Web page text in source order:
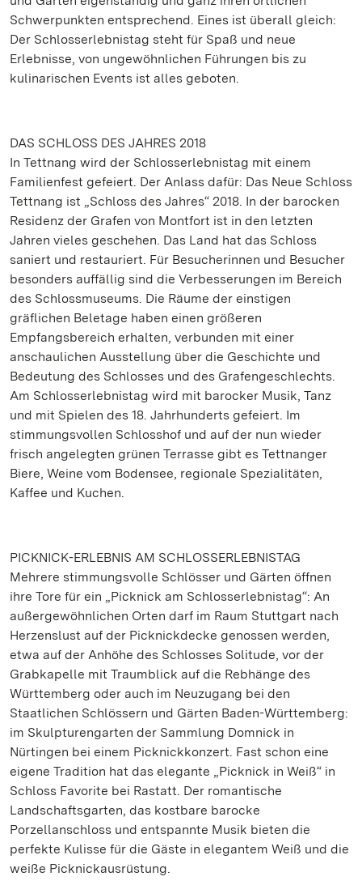
Schwerpunkten entsprechend. Eines ist überall gleich:
Der Schlosserlebnistag steht für Spaß und neue
Erlebnisse, von ungewöhnlichen Führungen bis zu
kulinarischen Events ist alles geboten.
DAS SCHLOSS DES JAHRES 2018
In Tettnang wird der Schlosserlebnistag mit einem
Familienfest gefeiert. Der Anlass dafür: Das Neue Schloss
Tettnang ist „Schloss des Jahres“ 2018. In der barocken
Residenz der Grafen von Montfort ist in den letzten
Jahren vieles geschehen. Das Land hat das Schloss
saniert und restauriert. Für Besucherinnen und Besucher
besonders auffällig sind die Verbesserungen im Bereich
des Schlossmuseums. Die Räume der einstigen
gräflichen Beletage haben einen größeren
Empfangsbereich erhalten, verbunden mit einer
anschaulichen Ausstellung über die Geschichte und
Bedeutung des Schlosses und des Grafengeschlechts.
Am Schlosserlebnistag wird mit barocker Musik, Tanz
und mit Spielen des 18. Jahrhunderts gefeiert. Im
stimmungsvollen Schlosshof und auf der nun wieder
frisch angelegten grünen Terrasse gibt es Tettnanger
Biere, Weine vom Bodensee, regionale Spezialitäten,
Kaffee und Kuchen.
PICKNICK-ERLEBNIS AM SCHLOSSERLEBNISTAG
Mehrere stimmungsvolle Schlösser und Gärten öffnen
ihre Tore für ein „Picknick am Schlosserlebnistag“: An
außergewöhnlichen Orten darf im Raum Stuttgart nach
Herzenslust auf der Picknickdecke genossen werden,
etwa auf der Anhöhe des Schlosses Solitude, vor der
Grabkapelle mit Traumblick auf die Rebhänge des
Württemberg oder auch im Neuzugang bei den
Staatlichen Schlössern und Gärten Baden-Württemberg:
im Skulpturengarten der Sammlung Domnick in
Nürtingen bei einem Picknickkonzert. Fast schon eine
eigene Tradition hat das elegante „Picknick in Weiß“ in
Schloss Favorite bei Rastatt. Der romantische
Landschaftsgarten, das kostbare barocke
Porzellanschloss und entspannte Musik bieten die
perfekte Kulisse für die Gäste in elegantem Weiß und die
weiße Picknickausrüstung.